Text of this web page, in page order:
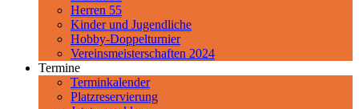
Herren 55
Kinder und Jugendliche
Hobby-Doppelturnier
Vereinsmeisterschaften 2024
Termine
Terminkalender
Platzreservierung